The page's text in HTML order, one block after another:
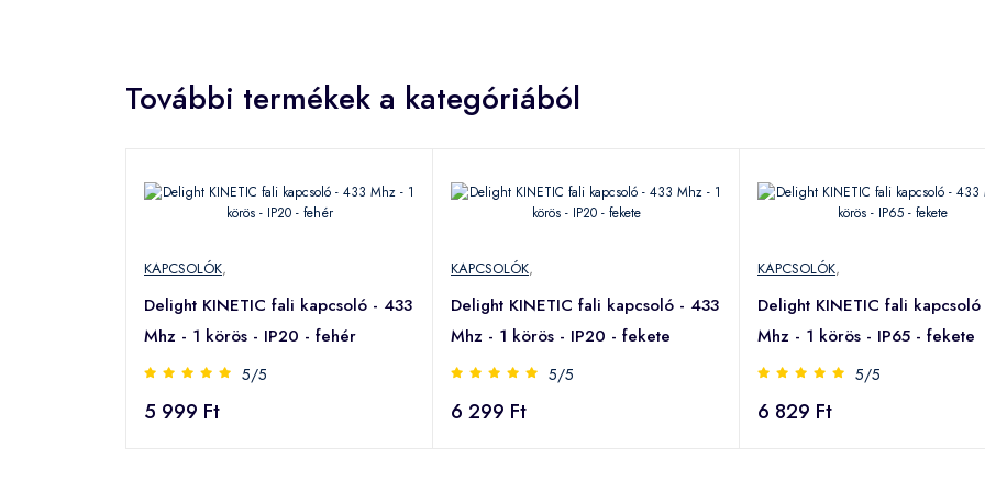
További termékek a kategóriából
KAPCSOLÓK,
Delight KINETIC fali kapcsoló - 433
Mhz - 1 körös - IP20 - fehér
5/5
5 999 Ft
KAPCSOLÓK,
Delight KINETIC fali kapcsoló - 433
Mhz - 1 körös - IP20 - fekete
5/5
6 299 Ft
KAPCSOLÓK,
Delight KINETIC fali
Mhz - 1 körös - IP65 - fekete
5/5
6 829 Ft